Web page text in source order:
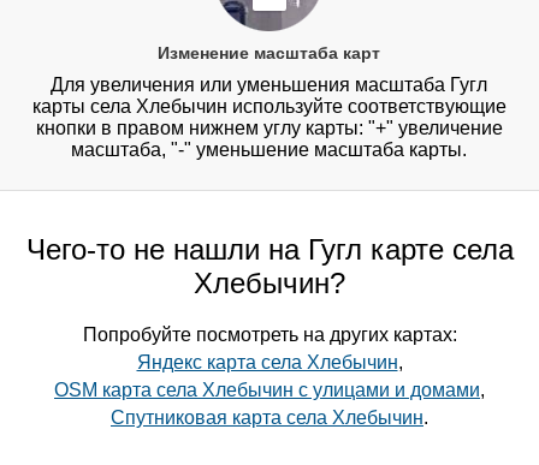
Изменение масштаба карт
Для увеличения или уменьшения масштаба Гугл
карты села Хлебычин используйте соответствующие
кнопки в правом нижнем углу карты: "+" увеличение
масштаба, "-" уменьшение масштаба карты.
Чего-то не нашли на Гугл карте села
Хлебычин?
Попробуйте посмотреть на других картах:
Яндекс карта села Хлебычин,
OSM карта села Хлебычин с улицами и домами,
Спутниковая карта села Хлебычин.